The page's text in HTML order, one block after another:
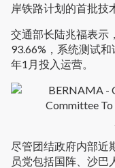
岸铁路计划的首批技
交通部长陆兆福表示
93.66%，系统测试
年1月投入运营。
尽管团结政府内部近
员党包括国阵、沙巴